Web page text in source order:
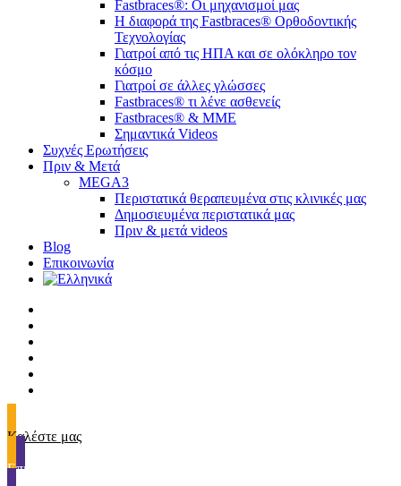
Fastbraces®: Οι μηχανισμοί μας
Η διαφορά της Fastbraces® Ορθοδοντικής
Τεχνολογίας
Γιατροί από τις ΗΠΑ και σε ολόκληρο τον
κόσμο
Γιατροί σε άλλες γλώσσες
Fastbraces® τι λένε ασθενείς
Fastbraces® & ΜΜΕ
Σημαντικά Videos
Συχνές Ερωτήσεις
Πριν & Μετά
MEGA3
Περιστατικά θεραπευμένα στις κλινικές μας
Δημοσιευμένα περιστατικά μας
Πριν & μετά videos
Blog
Επικοινωνία
Καλέστε μας
Επικοινωνία